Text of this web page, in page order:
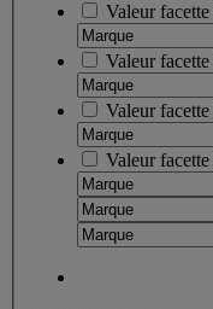
Valeur facette
Valeur facette
Valeur facette
Valeur facette